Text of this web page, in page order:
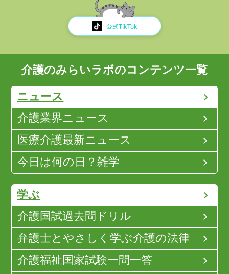
介護のみらいラボのコンテンツ一覧
ニュース
介護業界ニュース
医療介護最新ニュース
今日は何の日？雑学
学ぶ
介護国試過去問ドリル
弁護士とやさしく学ぶ介護の法律
介護福祉国家試験一問一答